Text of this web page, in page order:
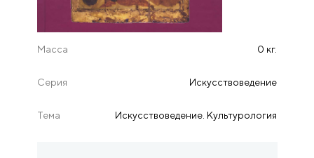
Масса 0 кг.
Серия Искусствоведение
Тема Искусствоведение. Культурология